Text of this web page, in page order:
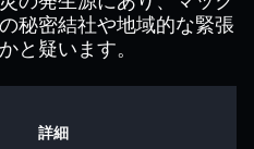
秘密結社や地域的な緊張
と疑います。
詳細